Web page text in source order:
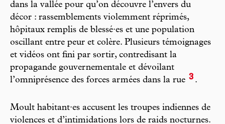
dans la vallée pour qu’on découvre l’envers du
décor : rassemblements violemment réprimés,
hôpitaux remplis de blessé·es et une population
oscillant entre peur et colère. Plusieurs témoignages
et vidéos ont fini par sortir, contredisant la
propagande gouvernementale et dévoilant
l’omniprésence des forces armées dans la rue 3 .
Moult habitant·es accusent les troupes indiennes de
violences et d’intimidations lors de raids nocturnes.